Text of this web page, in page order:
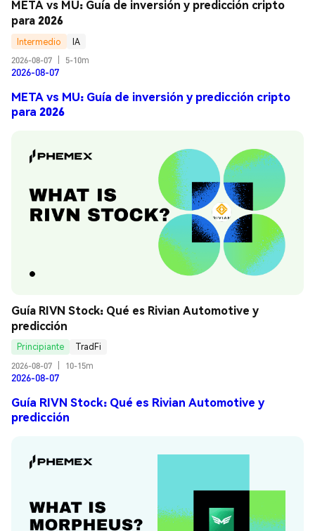
META vs MU: Guía de inversión y predicción cripto
para 2026
Intermedio
IA
2026-08-07
5-10m
2026-08-07
META vs MU: Guía de inversión y predicción cripto
para 2026
Guía RIVN Stock: Qué es Rivian Automotive y
predicción
Principiante
TradFi
2026-08-07
10-15m
2026-08-07
Guía RIVN Stock: Qué es Rivian Automotive y
predicción